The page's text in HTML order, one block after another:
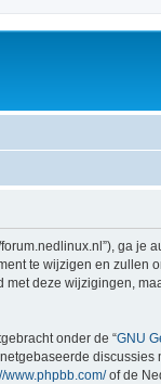
forum.nedlinux.nl”),
te wijzigen en
deze wijzigingen,
onder de “GNU
www.phpbb.com/of de